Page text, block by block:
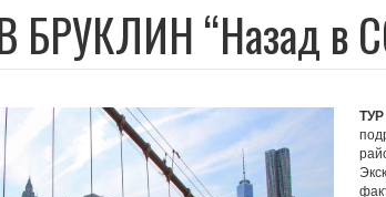
БРУКЛИН “Назад в